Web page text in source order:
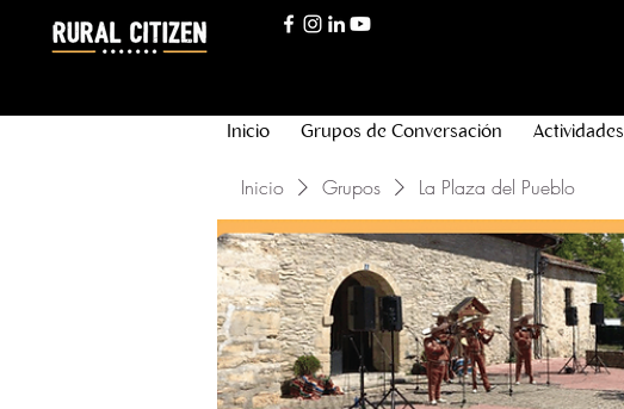
Inicio Grupos de Conversación Actividades
Inicio Grupos La Plaza del Pueblo